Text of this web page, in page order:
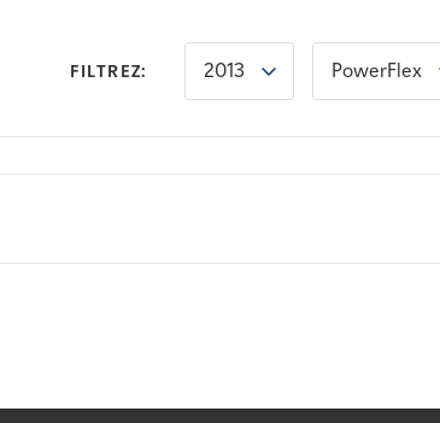
FILTREZ: 2013 PowerFlex